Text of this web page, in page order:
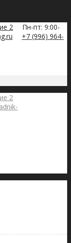
2
Пн-пт: 9:00-
+7 (996) 964-
2